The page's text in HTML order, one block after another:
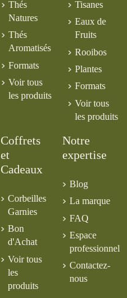
Thés
Natures
Thés
Aromatisés
Formats
Voir tous
les produits
Tisanes
Eaux de
Fruits
Rooibos
Plantes
Formats
Voir tous
les produits
Coffrets
et
Cadeaux
Corbeilles
Garnies
Bon
d'Achat
Voir tous
les
produits
Notre
expertise
Blog
La marque
FAQ
Espace
professionnel
Contactez-
nous